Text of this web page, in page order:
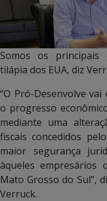
Somos os principais
tilápia dos EUA, diz
“O Pró-Desenvolve
o progresso
mediante uma
fiscais concedidos
maior segurança
àqueles empresários
Mato Grosso do Sul”,
Verruck.